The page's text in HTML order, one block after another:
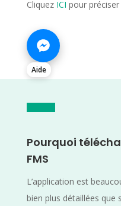
Cliquez ICI pour
Aide
Pourquoi
FMS
L’application est
bien plus détaillées que